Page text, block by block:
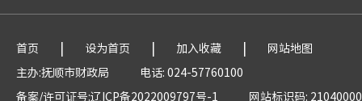
首页 | 设为首页 | 加入收藏 |
网站地图
主办:抚顺市财政局
电话: 024-57760100
备案/许可证号:辽ICP备2022009797号-1
网站标识码: